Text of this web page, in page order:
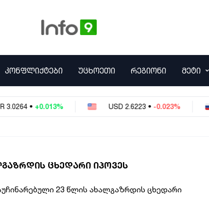
ᲙᲝᲜᲤᲚᲘᲥᲢᲔᲑᲘ ᲣᲪᲮᲝᲔᲗᲘ ᲠᲔᲒᲘᲝᲜᲘ ᲛᲔᲢᲘ
• +0.013% USD 2.6223 • -0.023%
ᲪᲮᲔᲓᲐᲠᲘ ᲘᲞᲝᲕᲔᲡ
23 წლის ახალგაზრდის ცხედარი